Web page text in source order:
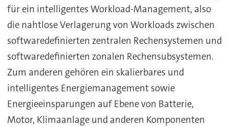
für ein intelligentes Workload-Management, also
die nahtlose Verlagerung von Workloads zwischen
softwaredefinierten zentralen Rechensystemen und
softwaredefinierten zonalen Rechensubsystemen.
Zum anderen gehören ein skalierbares und
intelligentes Energiemanagement sowie
Energieeinsparungen auf Ebene von Batterie,
Motor, Klimaanlage und anderen Komponenten